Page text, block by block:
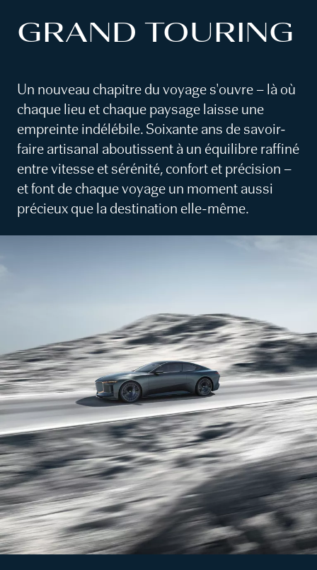
GRAND TOURING
Un nouveau chapitre du voyage s'ouvre – là où
chaque lieu et chaque paysage laisse une
empreinte indélébile. Soixante ans de savoir-
faire artisanal aboutissent à un équilibre raffiné
entre vitesse et sérénité, confort et précision –
et font de chaque voyage un moment aussi
précieux que la destination elle-même.